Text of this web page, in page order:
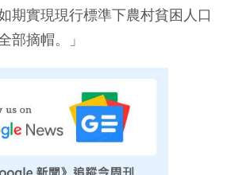
期實現現行標準下農村貧困人口
部摘帽。」